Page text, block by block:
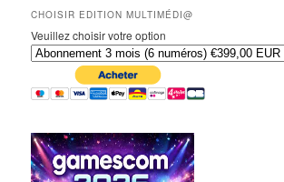
CHOISIR EDITION MULTIMÉDI@
Veuillez choisir votre option